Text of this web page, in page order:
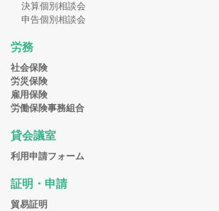
決算個別相談会
申告個別相談会
労務
社会保険
労災保険
雇用保険
労働保険事務組合
貸会議室
利用申請フォーム
証明・申請
貿易証明